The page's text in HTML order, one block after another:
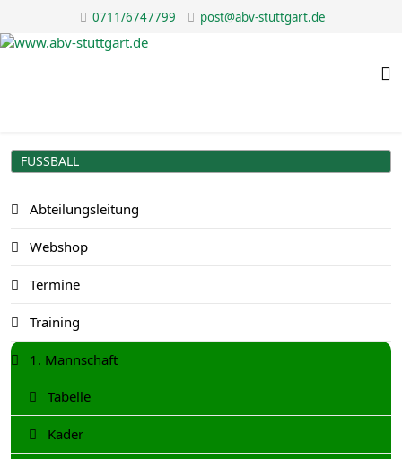
0711/6747799 post@abv-stuttgart.de
FUSSBALL
Abteilungsleitung
Webshop
Termine
Training
1. Mannschaft
Tabelle
Kader